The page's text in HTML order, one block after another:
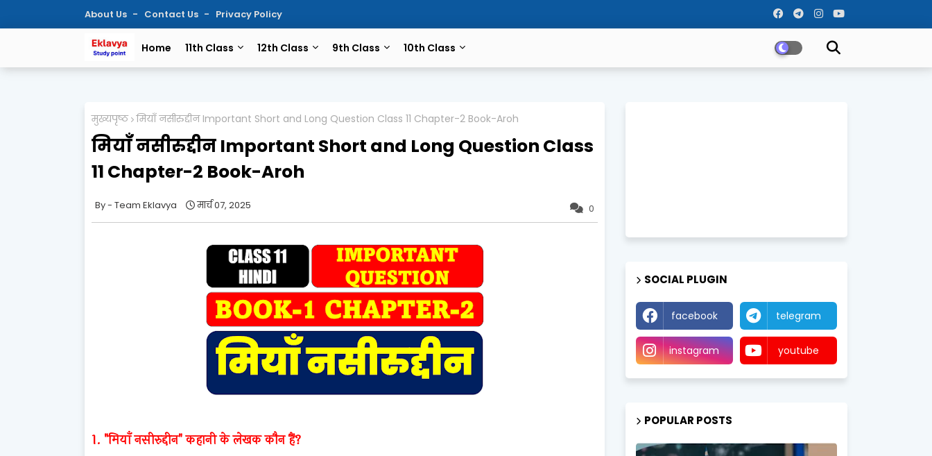
About Us Contact Us Privacy Policy
Home 11th Class 12th Class 9th Class 10th Class
मुख्यपृष्ठ मियाँ नसीरुद्दीन Important Short and Long Question Class 11 Chapter-2 Book-Aroh
मियाँ नसीरुद्दीन Important Short and Long Question Class
11 Chapter-2 Book-Aroh
0
Team Eklavya मार्च 07, 2025
1. "मियाँ नसीरुद्दीन" कहानी के लेखक कौन हैं?
SOCIAL PLUGIN
facebook telegram
instagram youtube
POPULAR POSTS